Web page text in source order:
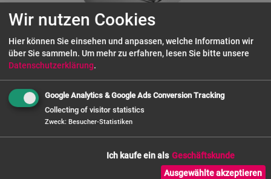
ZORRO Gastronormbehälter 1/6 GN
ab 7,48 €
Wir nutzen Cookies
Hier können Sie einsehen und anpassen, welche Information wir
über Sie sammeln. Um mehr zu erfahren, lesen Sie bitte unsere
Datenschutzerklärung.
Google Analytics & Google Ads Conversion Tracking
Collecting of visitor statistics
Zweck: Besucher-Statistiken
Ich kaufe ein als
Ausgewählte akzeptieren